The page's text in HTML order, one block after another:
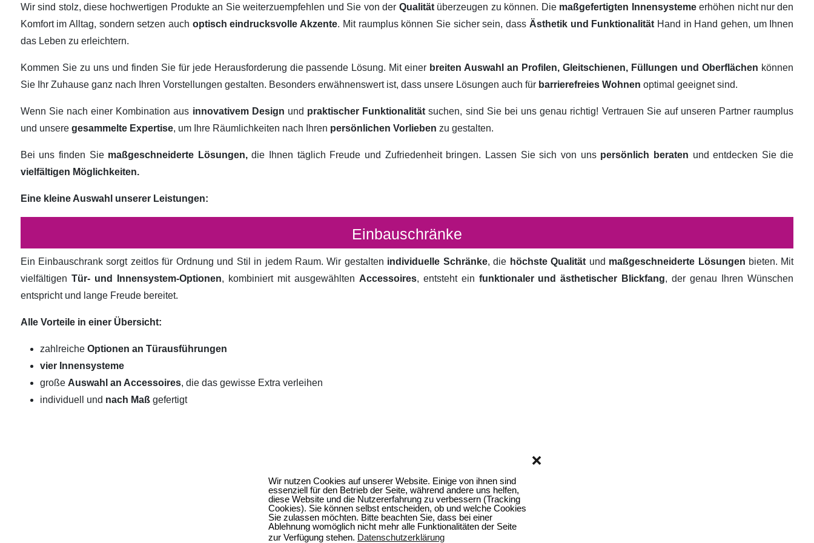
Wir nutzen Cookies auf unserer Website. Einige von ihnen sind
essenziell für den Betrieb der Seite, während andere uns helfen,
diese Website und die Nutzererfahrung zu verbessern (Tracking
Cookies). Sie können selbst entscheiden, ob und welche Cookies
Sie zulassen möchten. Bitte beachten Sie, dass bei einer
Ablehnung womöglich nicht mehr alle Funktionalitäten der Seite
zur Verfügung stehen. Datenschutzerklärung
❌
Wir sind stolz, diese hochwertigen Produkte an Sie weiterzuempfehlen und Sie von der Qualität überzeugen zu können. Die maßgefertigten Innensystemeerhöhen nicht nur den
Komfort im Alltag, sondern setzen auch optisch eindrucksvolle Akzente. Mit raumplus können Sie sicher sein, dass Ästhetik und Funktionalität Hand in Hand gehen, um Ihnen
das Leben zu erleichtern.
Kommen Sie zu uns und finden Sie für jede Herausforderung die passende Lösung. Mit einer breiten Auswahl an Profilen, Gleitschienen, Füllungen und Oberflächen können
Sie Ihr Zuhause ganz nach Ihren Vorstellungen gestalten. Besonders erwähnenswert ist, dass unsere Lösungen auch für barrierefreies Wohnen optimal geeignet sind.
Wenn Sie nach einer Kombination aus innovativem Design und praktischer Funktionalitätsuchen, sind Sie bei uns genau richtig! Vertrauen Sie auf unseren Partner raumplus
und unsere gesammelte Expertise, um Ihre Räumlichkeiten nach Ihren persönlichen Vorlieben zu gestalten.
Bei uns finden Sie maßgeschneiderte Lösungen,die Ihnen täglich Freude und Zufriedenheit bringen. Lassen Sie sich von uns persönlich beraten und entdecken Sie die
vielfältigen Möglichkeiten.
Eine kleine Auswahl unserer Leistungen:
Einbauschränke
Ein Einbauschrank sorgt zeitlos für Ordnung und Stil in jedem Raum. Wir gestalten individuelle Schränke, die höchste Qualität und maßgeschneiderte Lösungen bieten. Mit
vielfältigen Tür- und Innensystem-Optionen, kombiniert mit ausgewählten Accessoires, entsteht ein funktionaler und ästhetischer Blickfang, der genau Ihren Wünschen
entspricht und lange Freude bereitet.
Alle Vorteile in einer Übersicht:
zahlreiche Optionen an Türausführungen
vier Innensysteme
große Auswahl an Accessoires, die das gewisse Extra verleihen
individuell und nach Maß gefertigt